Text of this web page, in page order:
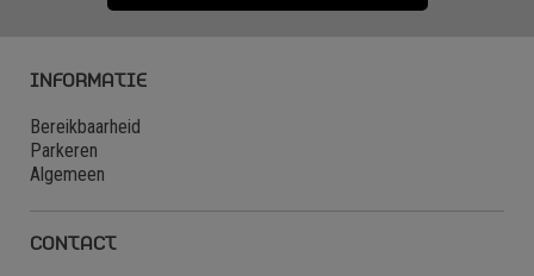
INFORMATIE
Bereikbaarheid
Parkeren
Algemeen
CONTACT